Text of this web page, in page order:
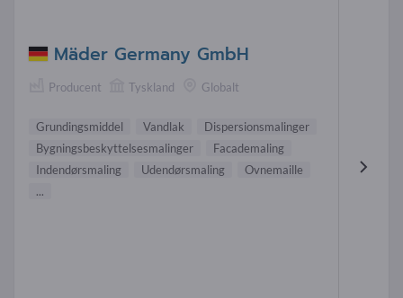
Mäder Germany GmbH
Producent Tyskland Globalt
Grundingsmiddel Vandlak
Dispersionsmalinger
Bygningsbeskyttelsesmalinger
Facademaling
Indendørsmaling
Udendørsmaling
Ovnemaille
...